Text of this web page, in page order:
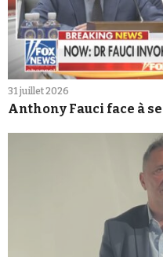
31 juillet 2026
Anthony Fauci face à